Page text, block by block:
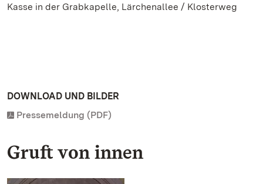
Kasse in der Grabkapelle, Lärchenallee / Klosterweg
DOWNLOAD UND BILDER
Pressemeldung (PDF)
Gruft von innen